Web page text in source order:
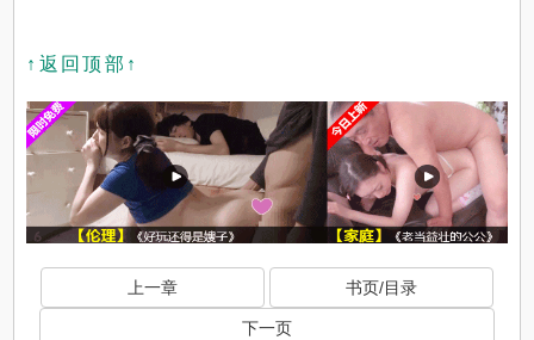
↑返回顶部↑
上一章 书页/目录
下一页